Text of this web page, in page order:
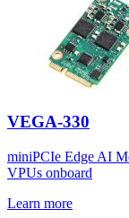
VEGA-330
miniPCIe Edge AI
VPUs onboard
Learn more